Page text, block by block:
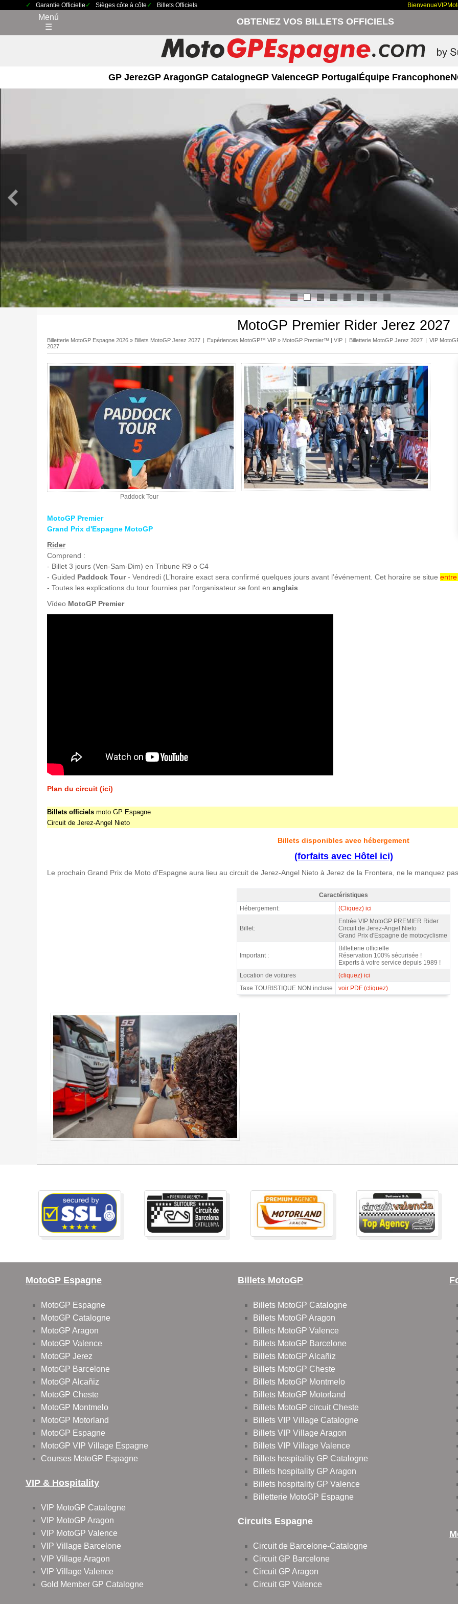
Garantie Officielle Sièges côte à côte Billets Officiels BienvenueVIP
Menú
☰
OBTENEZ VOS BILLETS OFFICIELS
GP JerezGP AragonGP CatalogneGP ValenceGP PortugalÉquipe Francophone
1 3 4
MotoGP Premier Rider Jerez 2027
Billetterie MotoGP Espagne 2026 » Billets MotoGP Jerez 2027 | Expériences MotoGP™ VIP » MotoGP Premier™ | VIP | Billetterie MotoGP Jerez 2027 | VIP
2027
Paddock Tour
MotoGP Premier
Grand Prix d'Espagne MotoGP
Rider
Comprend :
- Billet 3 jours (Ven-Sam-Dim) en Tribune R9 o C4
- Guided Paddock Tour- Vendredi (L’horaire exact sera confirmé quelques jours avant l’événement. Cet horaire se situe
- Toutes les explications du tour fournies par l’organisateur se font en anglais
Vídeo MotoGP Premier
Plan du circuit (ici)
Billets officiels moto GP Espagne
Circuit de Jerez-Angel Nieto
Billets disponibles avec hébergement
(forfaits avec Hôtel ici)
Le prochain Grand Prix de Moto d'Espagne aura lieu au circuit de Jerez-Angel Nieto à Jerez de la Frontera, ne le manquez
MotoGP Premier Rider Jerez 2027 - Caractéristiques
Caractéristiques
Hébergement:
(Cliquez) ici
Billet:
Entrée VIP MotoGP PREMIER Rider
Circuit de Jerez-Angel Nieto
Grand Prix d'Espagne de motocyclisme
Important :
Billetterie officielle
Réservation 100% sécurisée !
Experts à votre service depuis 1989 !
Location de voitures
(cliquez) ici
Taxe TOURISTIQUE NON incluse
voir PDF (cliquez)
MotoGP Espagne
MotoGP Espagne
MotoGP Catalogne
MotoGP Aragon
MotoGP Valence
MotoGP Jerez
MotoGP Barcelone
MotoGP Alcañiz
MotoGP Cheste
MotoGP Montmelo
MotoGP Motorland
MotoGP Espagne
MotoGP VIP Village Espagne
Courses MotoGP Espagne
VIP & Hospitality
VIP MotoGP Catalogne
VIP MotoGP Aragon
VIP MotoGP Valence
VIP Village Barcelone
VIP Village Aragon
VIP Village Valence
Gold Member GP Catalogne
Billets MotoGP
Billets MotoGP Catalogne
Billets MotoGP Aragon
Billets MotoGP Valence
Billets MotoGP Barcelone
Billets MotoGP Alcañiz
Billets MotoGP Cheste
Billets MotoGP Montmelo
Billets MotoGP Motorland
Billets MotoGP circuit Cheste
Billets VIP Village Catalogne
Billets VIP Village Aragon
Billets VIP Village Valence
Billets hospitality GP Catalogne
Billets hospitality GP Aragon
Billets hospitality GP Valence
Billetterie MotoGP Espagne
Circuits Espagne
Circuit de Barcelone-Catalogne
Circuit GP Barcelone
Circuit GP Aragon
Circuit GP Valence